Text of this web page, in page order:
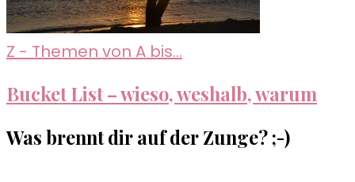
Z - Themen von A bis...
Bucket List – wieso, weshalb, warum
Was brennt dir auf der Zunge? ;-)